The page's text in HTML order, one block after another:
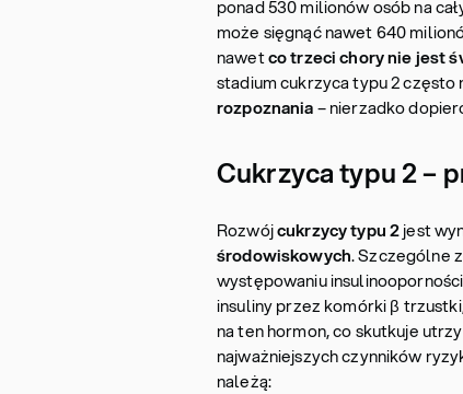
ponad 530 milionów osób na
może sięgnąć nawet 640
nawetco trzeci chory nie jest
stadium cukrzyca typu 2 często
rozpoznania– nierzadko
Cukrzyca typu 2 –
Rozwójcukrzycy typu 2jest
środowiskowych. Szczególne
występowaniu
insuliny przez komórki β
na ten hormon, co skutkuje
najważniejszych czynników
należą: